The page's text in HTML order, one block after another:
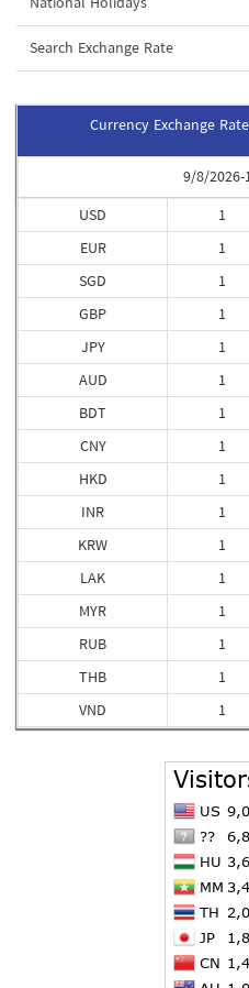
Search Exchange Rate
Currency Exchange
9/8/
USD
EUR
SGD
GBP
JPY
AUD
BDT
CNY
HKD
INR
KRW
LAK
MYR
RUB
THB
VND
1
1
1
1
1
1
1
1
1
1
1
1
1
1
1
1